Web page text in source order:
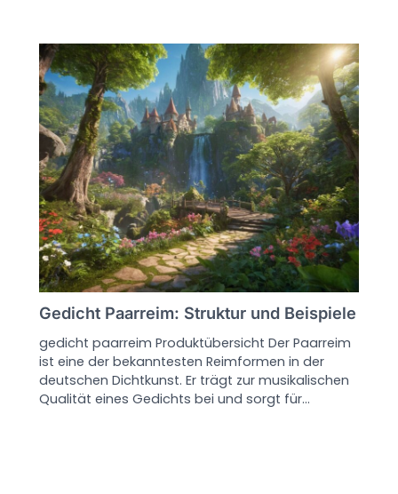
Gedicht Paarreim: Struktur und Beispiele
gedicht paarreim Produktübersicht Der Paarreim
ist eine der bekanntesten Reimformen in der
deutschen Dichtkunst. Er trägt zur musikalischen
Qualität eines Gedichts bei und sorgt für…